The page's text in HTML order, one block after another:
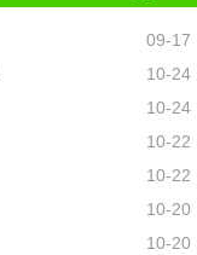
09-17
10-24
10-24
10-22
10-22
10-20
10-20